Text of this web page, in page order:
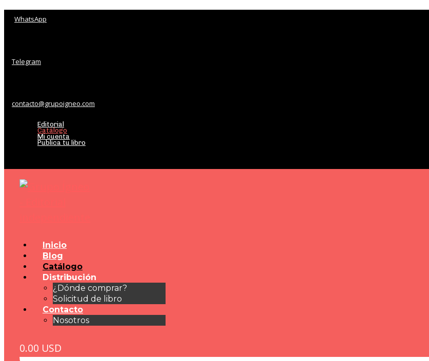
WhatsApp
Telegram
contacto@grupoigneo.com
Editorial
Catálogo
Mi cuenta
Publica tu libro
Inicio
Blog
Catálogo
Distribución
¿Dónde comprar?
Solicitud de libro
Contacto
Nosotros
0.00 USD